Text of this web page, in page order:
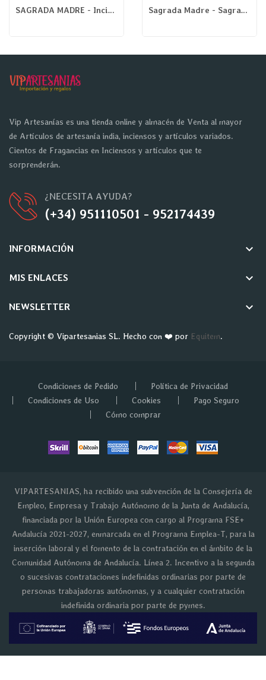
SAGRADA MADRE - Incienso Artesano X30 Rosa Sagrada Madre - Sagrada Geometría Frankincense...
Vip Artesanías es una tienda online y almacén de Venta al mayor
de Artículos de artesanía india, inciensos y artículos variados.
Cientos de Fragancias en Inciensos y artículos que te
sorprenderán.
¿NECESITA AYUDA?
(+34) 951110501 - 952174439
INFORMACIÓN keyboard_arrow_down
MIS ENLACES keyboard_arrow_down
NEWSLETTER keyboard_arrow_down
Copyright © Vipartesanias SL. Hecho con ❤️ por Equitem.
Condiciones de Pedido
Política de Privacidad
Condiciones de Uso
Cookies
Pago Seguro
Cómo comprar
VIPARTESANIAS, ha recibido una subvención de la Consejería de
Empleo, Empresa y Trabajo Autónomo de la Junta de Andalucía,
financiada por la Unión Europea con cargo al Programa FSE+
Andalucía 2021-2027, enmarcada en el Programa Emplea-T, para la
inserción laboral y el fomento de la contratación en el ámbito de la
Comunidad Autónoma de Andalucía. Línea 2. Incentivo a la segunda
o sucesivas contrataciones indefinidas ordinarias por parte de
personas trabajadoras autónomas, y a cualquier contratación
indefinida ordinaria por parte de pymes.